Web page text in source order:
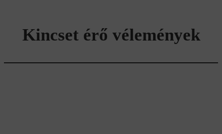
Kincset érő vélemények